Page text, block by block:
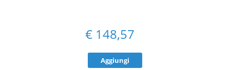
€ 148,57
Aggiungi